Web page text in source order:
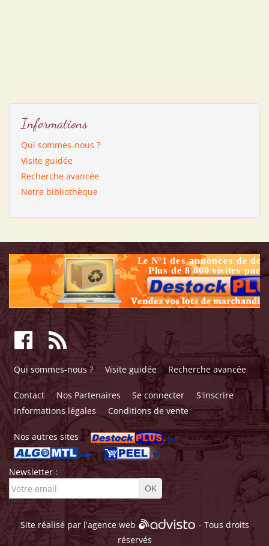
Informations
Qui sommes-nous ?
Visite guidée
Recherche avancée
Notre bibliothèque
Qui sommes-nous ? Visite guidée Recherche avancée
Contact Nos Partenaires Se connecter
S'inscrire
Informations légales
Conditions de vente
Nos autres sites
Newsletter :
Site réalisé par l'agence web
- Tous droits
réservés